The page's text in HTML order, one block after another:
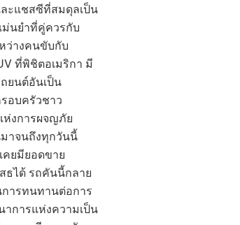
ะแชสซีที่สมดุลเป็น
ม่นยำที่คู่ควรกับ
ว่างคนขับกับ
ที่พิชิตอเมริกา มี
ยนต์อันเป็น
อบครัวชาว
ห่งการผจญภัย
าจนถึงทุกวันนี้
คยมียอดขาย
ธได้ รถคันนี้กลาย
ารทนทานต่อการ
การแห่งความเป็น